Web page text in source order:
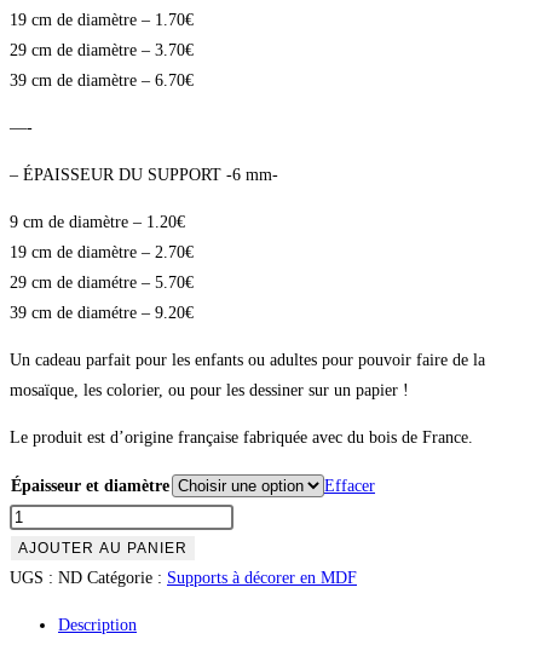
19 cm de diamètre – 1.70€
29 cm de diamètre – 3.70€
39 cm de diamètre – 6.70€
—-
– ÉPAISSEUR DU SUPPORT -6 mm-
9 cm de diamètre – 1.20€
19 cm de diamètre – 2.70€
29 cm de diamétre – 5.70€
39 cm de diamétre – 9.20€
Un cadeau parfait pour les enfants ou adultes pour pouvoir faire de la
mosaïque, les colorier, ou pour les dessiner sur un papier !
Le produit est d’origine française fabriquée avec du bois de France.
Épaisseur et diamètre Effacer
AJOUTER AU PANIER
UGS : ND Catégorie : Supports à décorer en MDF
Description